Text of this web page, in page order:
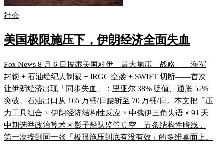
社会
美国极限施压下，伊朗经济全面失血
Fox News 8 月 6 日披露美国对伊「最大施压」战略——海军
封锁 + 石油经纪人制裁 + IRGC 空袭 + SWIFT 切断——首次
让伊朗经济出现「同步失血」：里亚尔 38% 贬值、通胀 52%
突破、石油出口从 165 万桶/日腰斩至 70 万桶/日。本文把「压
力工具组合 × 伊朗经济结构性反应 × 中俄伊三角失语 × 91 天
中期选举政治算术 × 影子船队监管真空」五条结构性暗线，
第一次按到同一张「极限施压到底有没有效」的多维桌面上。